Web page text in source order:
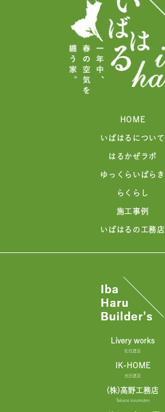
HOME
いばはるについて
はるかぜラボ
ゆっくらいばらき
らくらし
施工事例
いばはるの工務店
Livery works
佐伯建設
IK-HOME
池田建設
(株)高野工務店
Takano koumuten